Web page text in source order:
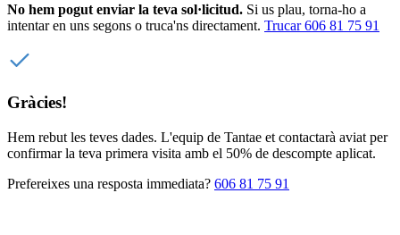
No hem pogut enviar la teva sol·licitud. Si us plau, torna-ho a
intentar en uns segons o truca'ns directament. Trucar 606 81 75 91
Gràcies!
Hem rebut les teves dades. L'equip de Tantae et contactarà aviat per
confirmar la teva primera visita amb el 50% de descompte aplicat.
Prefereixes una resposta immediata? 606 81 75 91